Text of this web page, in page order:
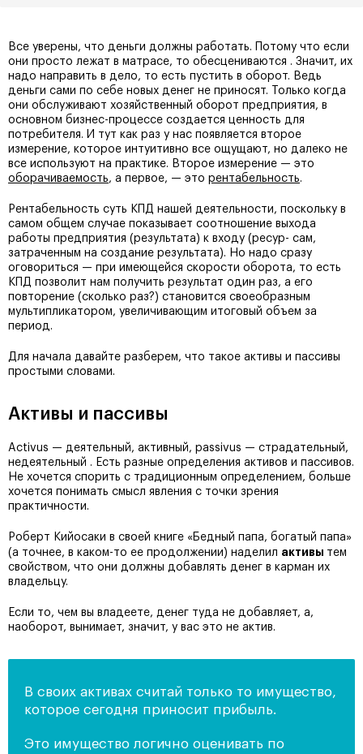
Все уверены, что деньги должны работать. Потому что если
они просто лежат в матрасе, то обесцениваются . Значит, их
надо направить в дело, то есть пустить в оборот. Ведь
деньги сами по себе новых денег не приносят. Только когда
они обслуживают хозяйственный оборот предприятия, в
основном бизнес-процессе создается ценность для
потребителя. И тут как раз у нас появляется второе
измерение, которое интуитивно все ощущают, но далеко не
все используют на практике. Второе измерение — это
оборачиваемость, а первое, — это рентабельность.
Рентабельность суть КПД нашей деятельности, поскольку в
самом общем случае показывает соотношение выхода
работы предприятия (результата) к входу (ресур- сам,
затраченным на создание результата). Но надо сразу
оговориться — при имеющейся скорости оборота, то есть
КПД позволит нам получить результат один раз, а его
повторение (сколько раз?) становится своеобразным
мультипликатором, увеличивающим итоговый объем за
период.
Для начала давайте разберем, что такое активы и пассивы
простыми словами.
Активы и пассивы
Activus — деятельный, активный, passivus — страдательный,
недеятельный . Есть разные определения активов и пассивов.
Не хочется спорить с традиционным определением, больше
хочется понимать смысл явления с точки зрения
практичности.
Роберт Кийосаки в своей книге «Бедный папа, богатый папа»
(а точнее, в каком-то ее продолжении) наделил активы тем
свойством, что они должны добавлять денег в карман их
владельцу.
Если то, чем вы владеете, денег туда не добавляет, а,
наоборот, вынимает, значит, у вас это не актив.
В своих активах считай только то имущество,
которое сегодня приносит прибыль.
Это имущество логично оценивать по